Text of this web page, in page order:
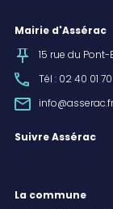
Mairie d'Assérac
15 rue du
Tél : 02 40 01
info@asserac.fr
Suivre Assérac
La commune